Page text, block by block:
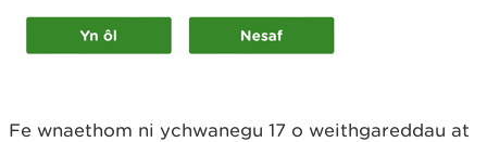
Fe wnaethom ni ychwanegu 17 o weithgareddau at